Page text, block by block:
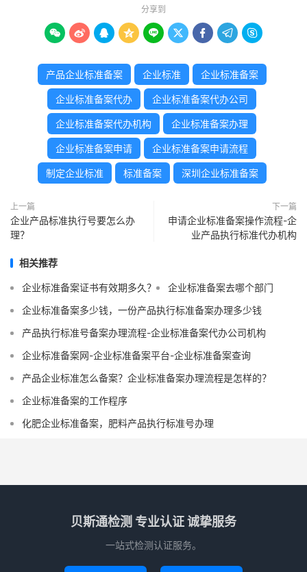
分享到
        
产品企业标准备案 企业标准 企业标准备案
企业标准备案代办 企业标准备案代办公司
企业标准备案代办机构 企业标准备案办理
企业标准备案申请 企业标准备案申请流程
制定企业标准 标准备案 深圳企业标准备案
上一篇
企业产品标准执行号要怎么办
理？
下一篇
申请企业标准备案操作流程-企
业产品执行标准代办机构
相关推荐
企业标准备案证书有效期多久？
企业标准备案去哪个部门
企业标准备案多少钱，一份产品执行标准备案办理多少钱
产品执行标准号备案办理流程-企业标准备案代办公司机构
企业标准备案网-企业标准备案平台-企业标准备案查询
产品企业标准怎么备案？企业标准备案办理流程是怎样的？
企业标准备案的工作程序
化肥企业标准备案，肥料产品执行标准号办理
贝斯通检测 专业认证 诚挚服务
一站式检测认证服务。